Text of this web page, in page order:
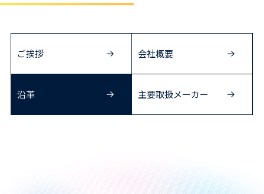
ご挨拶 会社概要
沿革 主要取扱メーカー